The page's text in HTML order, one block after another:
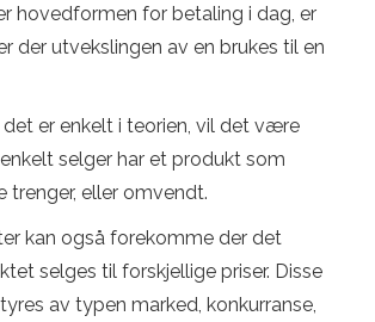
hovedformen for betaling i dag, er
der utvekslingen av en brukes til en
er enkelt i teorien, vil det være
selger har et produkt som
trenger, eller omvendt.
kan også forekomme der det
selges til forskjellige priser. Disse
av typen marked, konkurranse,